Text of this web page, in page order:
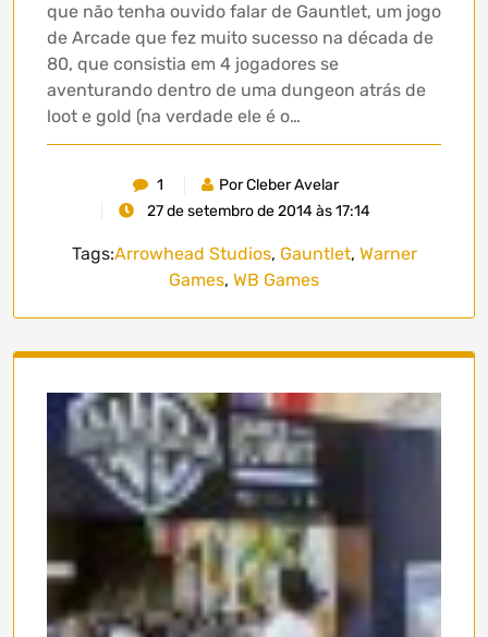
que não tenha ouvido falar de Gauntlet, um jogo
de Arcade que fez muito sucesso na década de
80, que consistia em 4 jogadores se
aventurando dentro de uma dungeon atrás de
loot e gold (na verdade ele é o…
1
Por Cleber Avelar
27 de setembro de 2014 às 17:14
Tags:Arrowhead Studios, Gauntlet, Warner
Games, WB Games